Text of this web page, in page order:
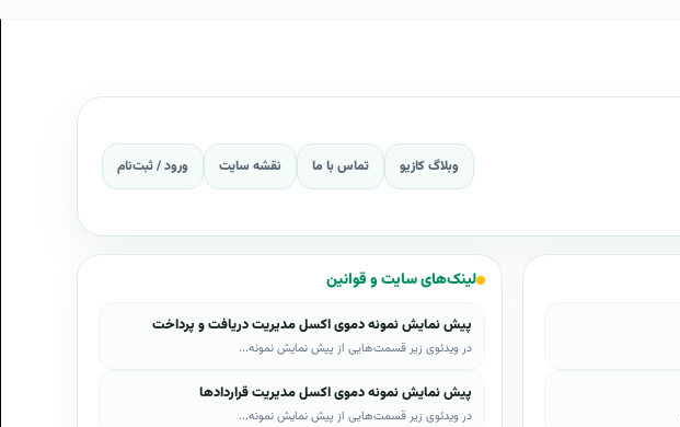
وبلاگ کازیو تماس با ما نقشه سایت ورود / ثبت‌نام
لینک‌های سایت و قوانین
پیش نمایش نمونه دموی اکسل مدیریت دریافت و پرداخت
در ویدئوی زیر قسمت‌هایی از پیش نمایش نمونه...
پیش نمایش نمونه دموی اکسل مدیریت قراردادها
در ویدئوی زیر قسمت‌هایی از پیش نمایش نمونه...